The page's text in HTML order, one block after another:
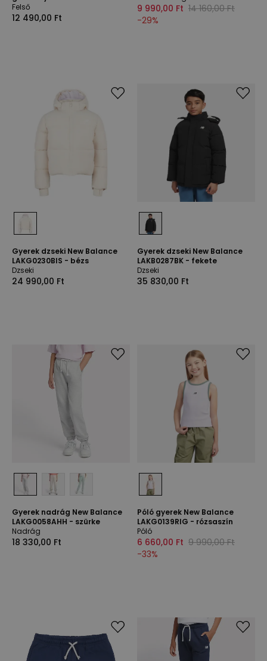
Felső
12 490,00 Ft
9 990,00 Ft 14 160,00 Ft
-29%
Gyerek dzseki New Balance
LAKG0230BIS - bézs
Dzseki
24 990,00 Ft
Gyerek dzseki New Balance
LAKB0287BK - fekete
Dzseki
35 830,00 Ft
Gyerek nadrág New Balance
LAKG0058AHH - szürke
Nadrág
18 330,00 Ft
Póló gyerek New Balance
LAKG0139RIG - rózsaszín
Póló
6 660,00 Ft 9 990,00 Ft
-33%